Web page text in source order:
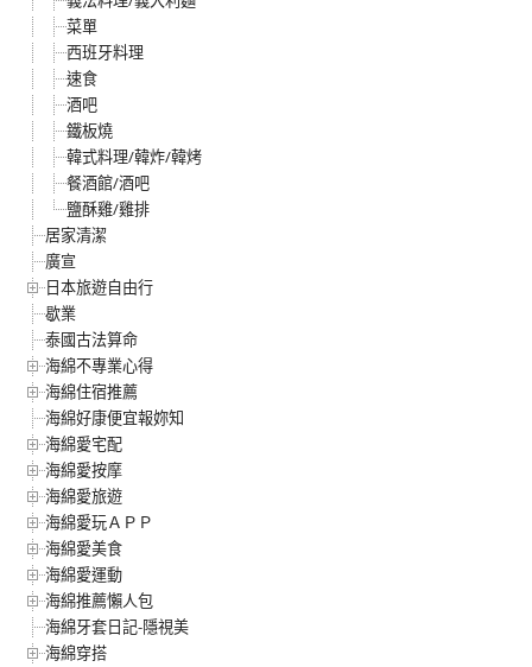
菜單
西班牙料理
速食
酒吧
鐵板燒
韓式料理/韓炸/韓烤
餐酒館/酒吧
鹽酥雞/雞排
居家清潔
廣宣
日本旅遊自由行
歇業
泰國古法算命
海綿不專業心得
海綿住宿推薦
海綿好康便宜報妳知
海綿愛宅配
海綿愛按摩
海綿愛旅遊
海綿愛玩ＡＰＰ
海綿愛美食
海綿愛運動
海綿推薦懶人包
海綿牙套日記-隱視美
海綿穿搭